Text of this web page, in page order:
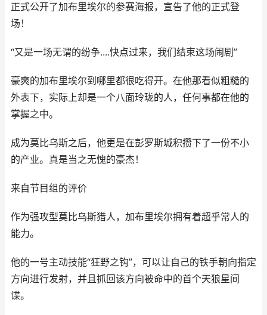
正式公开了加布里埃尔的参赛海报，宣告了他的正式登
场！
“又是一场无谓的纷争....快点过来，我们结束这场闹剧”
豪爽的加布里埃尔到哪里都很吃得开。在他那看似粗糙的
外表下，实际上却是一个八面玲珑的人，任何事都在他的
掌握之中。
成为莫比乌斯之后，他更是在彭罗斯城积攒下了一份不小
的产业。真是当之无愧的豪杰！
来自节目组的评价
作为强攻型莫比乌斯猎人，加布里埃尔拥有着超乎常人的
能力。
他的一号主动技能“狂野之钩”，可以让自己的铁手朝向指定
方向进行发射，并且抓回该方向被命中的首个天狼星间
谍。